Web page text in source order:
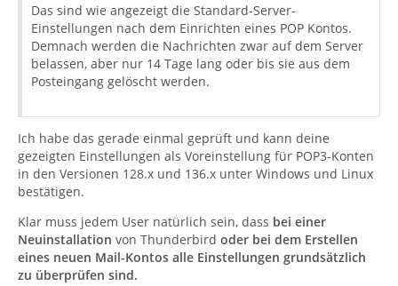
Das sind wie angezeigt die Standard-Server-
Einstellungen nach dem Einrichten eines POP Kontos.
Demnach werden die Nachrichten zwar auf dem Server
belassen, aber nur 14 Tage lang oder bis sie aus dem
Posteingang gelöscht werden.
Ich habe das gerade einmal geprüft und kann deine
gezeigten Einstellungen als Voreinstellung für POP3-Konten
in den Versionen 128.x und 136.x unter Windows und Linux
bestätigen.
Klar muss jedem User natürlich sein, dass bei einer
Neuinstallation von Thunderbird oder bei dem Erstellen
eines neuen Mail-Kontos alle Einstellungen grundsätzlich
zu überprüfen sind.